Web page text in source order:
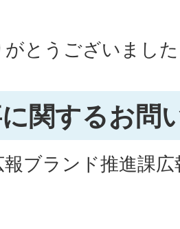
がとうございまし
関するお問
ブランド推進課